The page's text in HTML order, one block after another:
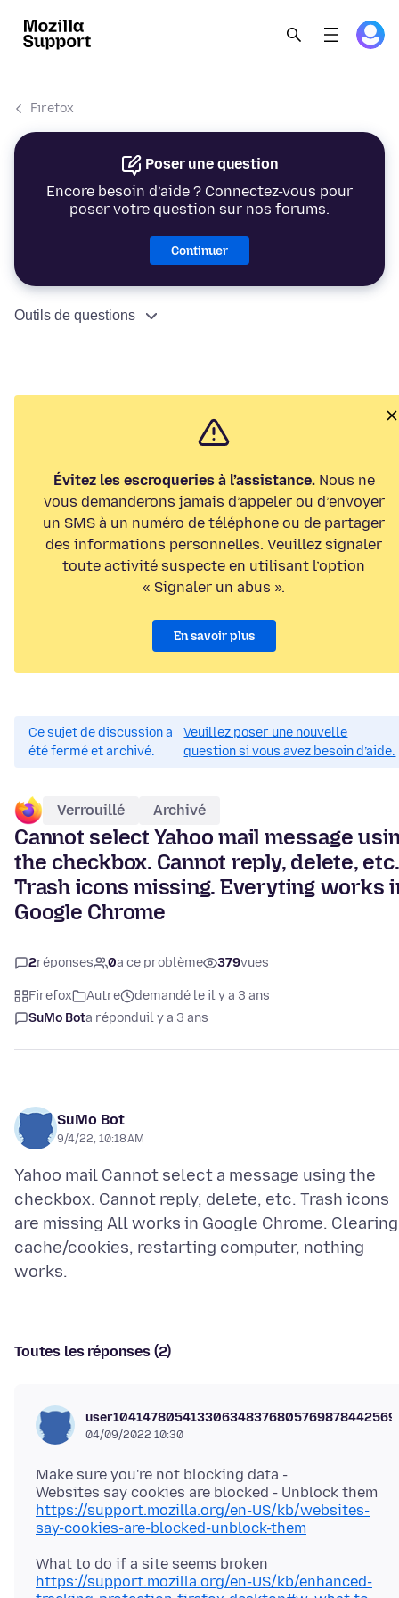
Firefox
Poser une question
Encore besoin d’aide ? Connectez-vous pour
poser votre question sur nos forums.
Continuer
Outils de questions
Évitez les escroqueries à l’assistance.Nous ne
vous demanderons jamais d’appeler ou d’envoyer
un SMS à un numéro de téléphone ou de partager
des informations personnelles. Veuillez signaler
toute activité suspecte en utilisant l’option
« Signaler un abus ».
En savoir plus
Ce sujet de discussion a
été fermé et archivé.
Veuillez poser une nouvelle
question si vous avez besoin d’aide.
Verrouillé Archivé
Cannot select Yahoo mail message
the checkbox. Cannot reply, delete, etc.
Trash icons missing. Everyting works
Google Chrome
2réponses 0a ce problème 379vues
Firefox Autre
demandé le il y a 3 ans
SuMo Bota réponduil y a 3 ans
SuMo Bot
9/4/22, 10:18 AM
Yahoo mail Cannot select a message using the
checkbox. Cannot reply, delete, etc. Trash icons
are missing All works in Google Chrome. Clearing
cache/cookies, restarting computer, nothing
Toutes les réponses (2)
04/09/2022 10:30
Make sure you're not blocking data -
https://support.mozilla.org/en-US/kb/websites-
say-cookies-are-blocked-unblock-them
https://support.mozilla.org/en-US/kb/enhanced-